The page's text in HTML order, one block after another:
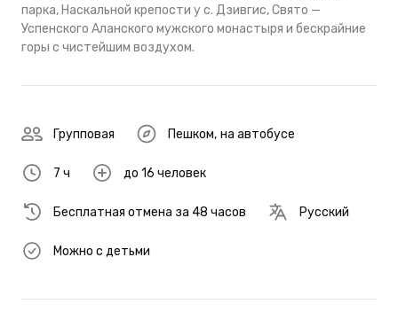
парка, Наскальной крепости у с. Дзивгис, Свято —
Успенского Аланского мужского монастыря и бескрайние
горы с чистейшим воздухом.
Групповая Пешком, на автобусе
7 ч до 16 человек
Бесплатная отмена за 48 часов Русский
Можно с детьми